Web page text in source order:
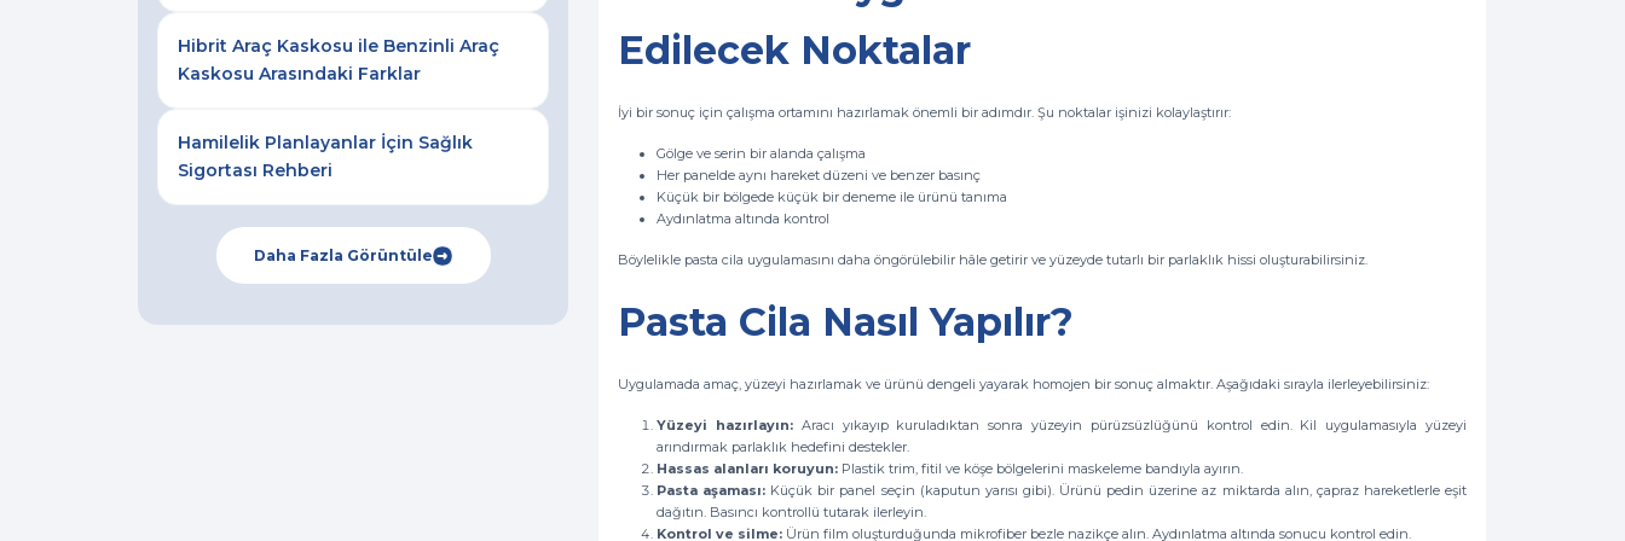
Hibrit Araç Kaskosu ile Benzinli Araç
Kaskosu Arasındaki Farklar
Hamilelik Planlayanlar İçin Sağlık
Sigortası Rehberi
Daha Fazla Görüntüle
Edilecek Noktalar
İyi bir sonuç için çalışma ortamını hazırlamak önemli bir adımdır. Şu noktalar işinizi kolaylaştırır:
Gölge ve serin bir alanda çalışma
Her panelde aynı hareket düzeni ve benzer basınç
Küçük bir bölgede küçük bir deneme ile ürünü tanıma
Aydınlatma altında kontrol
Böylelikle pasta cila uygulamasını daha öngörülebilir hâle getirir ve yüzeyde tutarlı bir parlaklık hissi oluşturabilirsiniz.
Pasta Cila Nasıl Yapılır?
Uygulamada amaç, yüzeyi hazırlamak ve ürünü dengeli yayarak homojen bir sonuç almaktır. Aşağıdaki sırayla ilerleyebilirsiniz:
Yüzeyi hazırlayın: Aracı yıkayıp kuruladıktan sonra yüzeyin pürüzsüzlüğünü kontrol edin. Kil uygulamasıyla yüzeyi
arındırmak parlaklık hedefini destekler.
Hassas alanları koruyun: Plastik trim, fitil ve köşe bölgelerini maskeleme bandıyla ayırın.
Pasta aşaması: Küçük bir panel seçin (kaputun yarısı gibi). Ürünü pedin üzerine az miktarda alın, çapraz hareketlerle eşit
dağıtın. Basıncı kontrollü tutarak ilerleyin.
Kontrol ve silme: Ürün film oluşturduğunda mikrofiber bezle nazikçe alın. Aydınlatma altında sonucu kontrol edin.